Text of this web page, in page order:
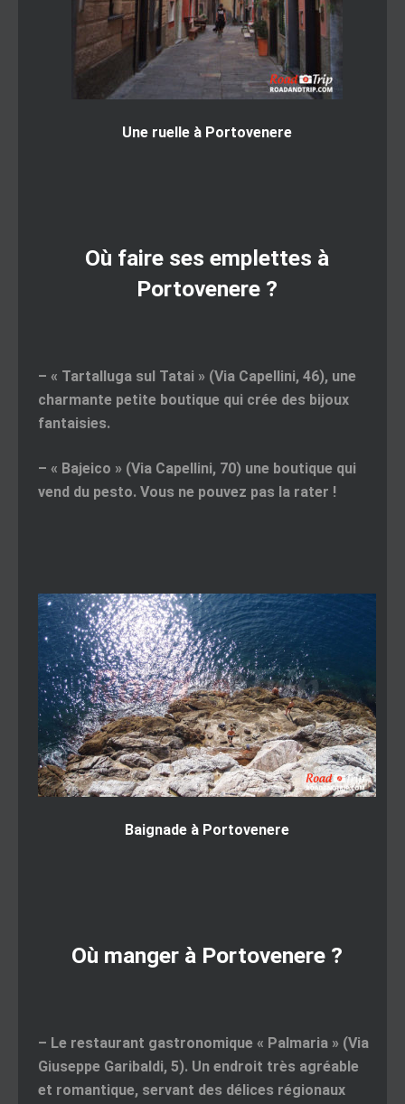
Une ruelle à Portovenere
Où faire ses emplettes à
Portovenere ?
– « Tartalluga sul Tatai » (Via Capellini, 46), une
charmante petite boutique qui crée des bijoux
fantaisies.
– « Bajeico » (Via Capellini, 70) une boutique qui
vend du pesto. Vous ne pouvez pas la rater !
Baignade à Portovenere
Où manger à Portovenere ?
– Le restaurant gastronomique « Palmaria » (Via
Giuseppe Garibaldi, 5). Un endroit très agréable
et romantique, servant des délices régionaux